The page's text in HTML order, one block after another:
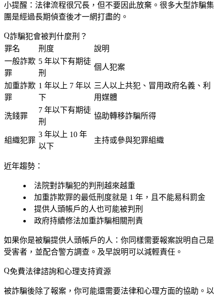
小提醒 ：法律流程很冗長，但不要因此放棄。很多大型詐騙集
團是經過長期偵查後才一網打盡的。
詐騙犯會被判什麼刑？
罪名
刑度
說明
一般詐欺
罪
5 年以下有期徒
刑
個人犯案
加重詐欺
罪
1 年以上 7 年以
下
三人以上共犯、冒用政府名義、利
用媒體
洗錢罪
7 年以下有期徒
刑
協助轉移詐騙所得
組織犯罪
3 年以上 10 年
以下
主持或參與犯罪組織
近年趨勢：
法院對詐騙犯的判刑越來越重
加重詐欺罪的最低刑度就是 1 年，且不能易科罰金
提供人頭帳戶的人也可能被判刑
政府持續修法加重詐騙相關刑責
如果你是被騙提供人頭帳戶的人 ：你同樣需要報案說明自己是
受害者，並配合警方調查。及早說明可以減輕責任。
免費法律諮詢和心理支持資源
被詐騙後除了報案，你可能還需要法律和心理方面的協助。以